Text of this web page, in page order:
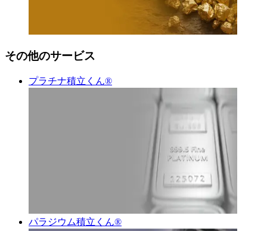
その他のサービス
プラチナ積立くん®︎
パラジウム積立くん®︎